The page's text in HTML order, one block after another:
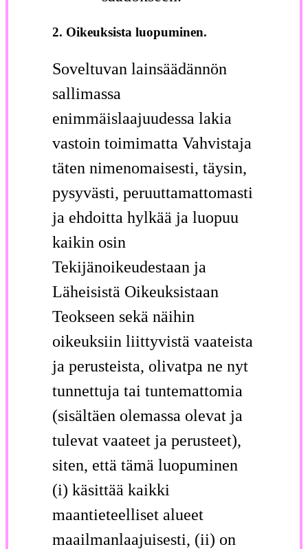
2. Oikeuksista luopuminen.
Soveltuvan lainsäädännön
sallimassa
enimmäislaajuudessa lakia
vastoin toimimatta Vahvistaja
täten nimenomaisesti, täysin,
pysyvästi, peruuttamattomasti
ja ehdoitta hylkää ja luopuu
kaikin osin
Tekijänoikeudestaan ja
Läheisistä Oikeuksistaan
Teokseen sekä näihin
oikeuksiin liittyvistä vaateista
ja perusteista, olivatpa ne nyt
tunnettuja tai tuntemattomia
(sisältäen olemassa olevat ja
tulevat vaateet ja perusteet),
siten, että tämä luopuminen
(i) käsittää kaikki
maantieteelliset alueet
maailmanlaajuisesti, (ii) on